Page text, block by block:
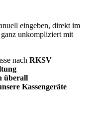
eingeben, direkt im
unkompliziert mit
nach RKSV
überall
Kassengeräte